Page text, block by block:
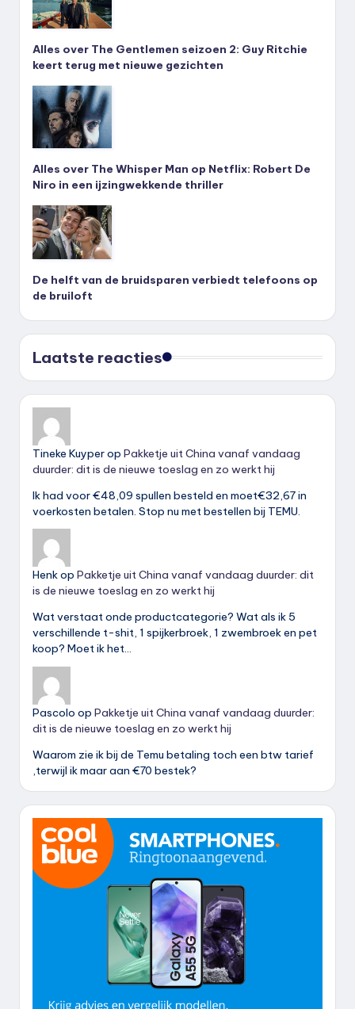
Alles over The Gentlemen seizoen 2: Guy Ritchie
keert terug met nieuwe gezichten
Alles over The Whisper Man op Netflix: Robert De
Niro in een ijzingwekkende thriller
De helft van de bruidsparen verbiedt telefoons op
de bruiloft
Laatste reacties
Tineke Kuyperop Pakketje uit China vanaf vandaag
duurder: dit is de nieuwe toeslag en zo werkt hij
Ik had voor €48,09 spullen besteld en moet€32,67 in
voerkosten betalen. Stop nu met bestellen bij TEMU.
Henkop Pakketje uit China vanaf vandaag duurder: dit
is de nieuwe toeslag en zo werkt hij
Wat verstaat onde productcategorie? Wat als ik 5
verschillende t-shit, 1 spijkerbroek, 1 zwembroek en pet
koop? Moet ik het…
Pascolo op Pakketje uit China vanaf vandaag duurder:
dit is de nieuwe toeslag en zo werkt hij
Waarom zie ik bij de Temu betaling toch een btw tarief
,terwijl ik maar aan €70 bestek?